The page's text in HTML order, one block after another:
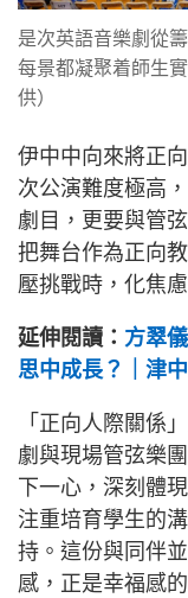
是次英語音樂劇從
每景都凝聚着師生
供）
伊中中向來將正
次公演難度極高
劇目，更要與管
把舞台作為正向
壓挑戰時，化焦
延伸閱讀： 方翠
思中成長？｜津
「正向人際關係
劇與現場管弦樂
下一心，深刻體
注重培育學生的
持。這份與同伴
感，正是幸福感